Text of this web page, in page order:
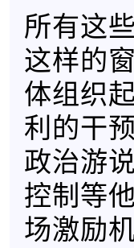
所有这
这样的
体组织
利的干
政治游
控制等
场激励